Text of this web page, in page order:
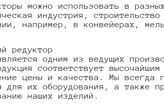
можно использовать в
индустрия,
например, в конвейерах,
редуктор
одним из ведущих
соответствует
цены и качества. Мы всегда
для их оборудования, а также
наших изделий.